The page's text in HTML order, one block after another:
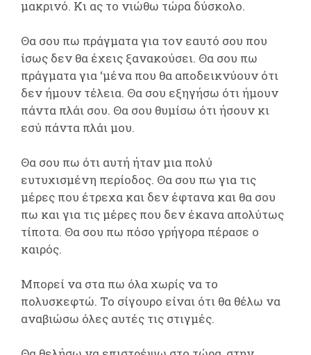
μακρινό. Κι ας το νιώθω τώρα δύσκολο.
Θα σου πω πράγματα για τον εαυτό σου που
ίσως δεν θα έχεις ξανακούσει. Θα σου πω
πράγματα για ‘μένα που θα αποδεικνύουν ότι
δεν ήμουν τέλεια. Θα σου εξηγήσω ότι ήμουν
πάντα πλάι σου. Θα σου θυμίσω ότι ήσουν κι
εσύ πάντα πλάι μου.
Θα σου πω ότι αυτή ήταν μια πολύ
ευτυχισμένη περίοδος. Θα σου πω για τις
μέρες που έτρεχα και δεν έφτανα και θα σου
πω και για τις μέρες που δεν έκανα απολύτως
τίποτα. Θα σου πω πόσο γρήγορα πέρασε ο
καιρός.
Μπορεί να στα πω όλα χωρίς να το
πολυσκεφτώ. Το σίγουρο είναι ότι θα θέλω να
αναβιώσω όλες αυτές τις στιγμές.